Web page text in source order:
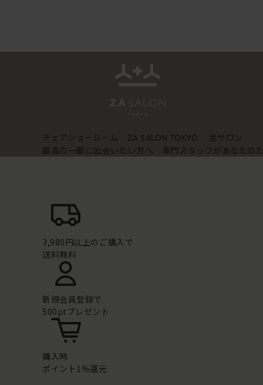
チェアショールーム ZA SALON TOKYO
坐サロン
最高の一脚に出会いたい方へ 専門スタッフがあなたの
3,980円以上のご購入で
送料無料
新規会員登録で
500ptプレゼント
購入時
ポイント1%還元